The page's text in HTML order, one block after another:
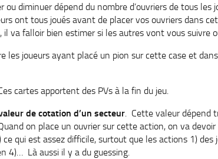
diminuer dépend du nombre d’ouvriers de tous les
ont tous joués avant de placer vos ouvriers dans
va falloir bien estimer si les autres vont vous suivre
les joueurs ayant placé un pion sur cette case et dans
cartes apportent des PVs à la fin du jeu.
de cotation d’un secteur. Cette valeur dépend
on place un ouvrier sur cette action, on va
qui est assez difficile, surtout que les actions 1) des
4)… Là aussi il y a du guessing.